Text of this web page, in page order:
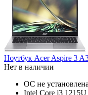
Ноутбук Acer Aspire 3
Нет в наличии
ОС не установлена
Intel Core i3